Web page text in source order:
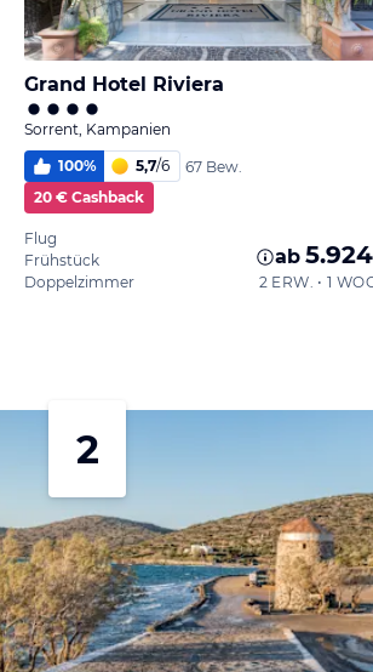
Grand Hotel Riviera
Sorrent, Kampanien
100% 5,7/6
67 Bew.
20 € Cashback
Flug
Frühstück
Doppelzimmer
ab
2 ERW. • 1
2